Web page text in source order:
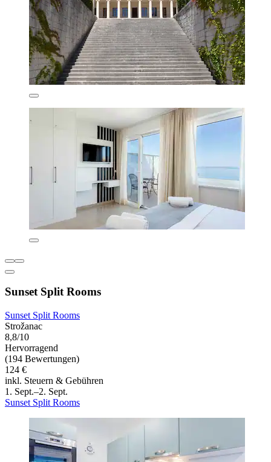
Sunset Split Rooms
Sunset Split Rooms
Strožanac
8,8/10
Hervorragend
(194 Bewertungen)
124 €
inkl. Steuern & Gebühren
1. Sept.–2. Sept.
Sunset Split Rooms